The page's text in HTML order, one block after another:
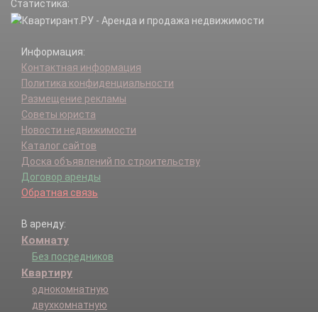
ОТДЫХ ПЛЮС снт.
Павельцево дп.
Планерная мкр.
Подрезково мкр.
Саврасово кв-л.
Свистуха кв-л.
Северо-Западный мкр.
СНТ ВАШУТИНО снт.
СНТ ЮБИЛЕЙНОЕ снт.
СТ ИСТОК снт.
СТ ИСТОК-2 снт.
Старбеево кв-л.
Сходня мкр.
Терехово мкр.
Терехово кв-л.
ТЕРЕХОВО снт.
ТЕРЕХОВО-2 снт.
транспортная зона Шереметьево тер.
Статистика:
Информация:
Контактная информация
Политика конфиденциальности
Размещение рекламы
Советы юриста
Новости недвижимости
Каталог сайтов
Доска объявлений по строительству
Договор аренды
Обратная связь
В аренду:
Комнату
Без посредников
Квартиру
однокомнатную
двухкомнатную